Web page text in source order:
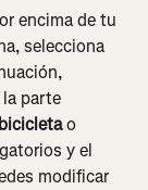
encima de tu
selecciona
parte
o
y el
modificar